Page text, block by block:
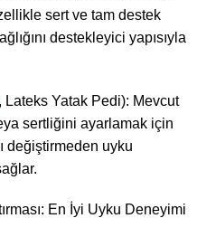
sert ve tam destek
destekleyici yapısıyla
, Lateks Yatak Pedi): Mevcut
sertliğini ayarlamak için
değiştirmeden uyku